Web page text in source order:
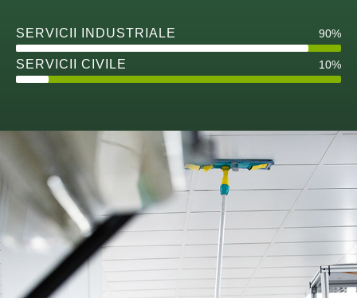
SERVICII INDUSTRIALE 90%
SERVICII CIVILE 10%